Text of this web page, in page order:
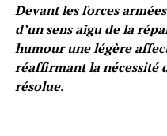
Devant les forces
d’un sens aigu de la
humour une légère
réaffirmant la nécessité
résolue.